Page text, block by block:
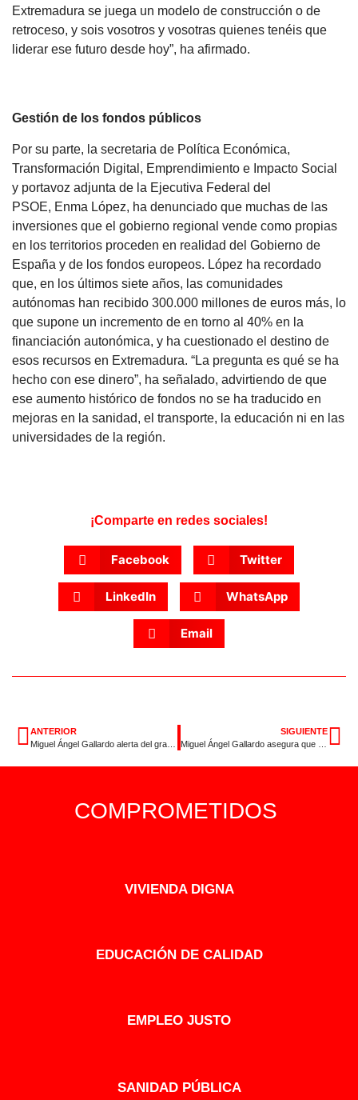
Extremadura se juega un modelo de construcción o de
retroceso, y sois vosotros y vosotras quienes tenéis que
liderar ese futuro desde hoy”, ha afirmado.
Gestión de los fondos públicos
Por su parte, la secretaria de Política Económica,
Transformación Digital, Emprendimiento e Impacto Social
y portavoz adjunta de la Ejecutiva Federal del
PSOE, Enma López, ha denunciado que muchas de las
inversiones que el gobierno regional vende como propias
en los territorios proceden en realidad del Gobierno de
España y de los fondos europeos. López ha recordado
que, en los últimos siete años, las comunidades
autónomas han recibido 300.000 millones de euros más, lo
que supone un incremento de en torno al 40% en la
financiación autonómica, y ha cuestionado el destino de
esos recursos en Extremadura. “La pregunta es qué se ha
hecho con ese dinero”, ha señalado, advirtiendo de que
ese aumento histórico de fondos no se ha traducido en
mejoras en la sanidad, el transporte, la educación ni en las
universidades de la región.
¡Comparte en redes sociales!
Facebook Twitter
LinkedIn WhatsApp
Email
ANTERIOR
Miguel Ángel Gallardo alerta del grave deterioro de la sanidad pública extremeña y anuncia acciones legales si no se actúa de inmediato en el Hospital Don Benito-Villanueva
SIGUIENTE
Miguel Ángel Gallardo asegura que el PSOE será el dique de contención de las derechas para defender los derechos y el futuro de Extremadura
COMPROMETIDOS
VIVIENDA DIGNA
EDUCACIÓN DE CALIDAD
EMPLEO JUSTO
SANIDAD PÚBLICA